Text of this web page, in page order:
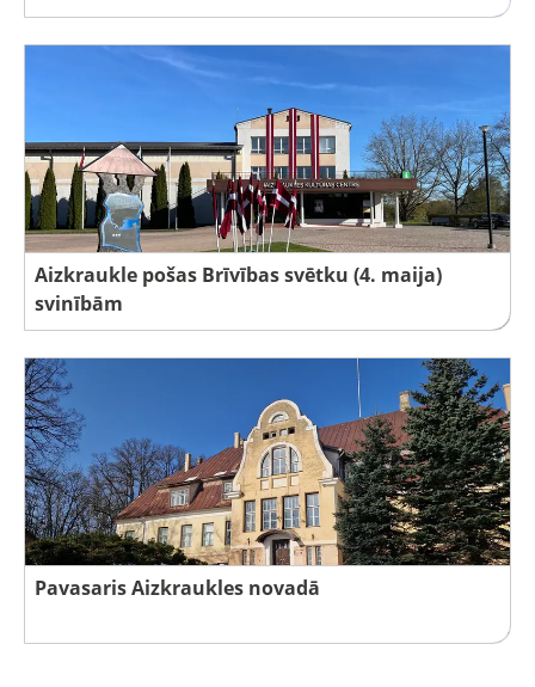
Aizkraukle pošas Brīvības svētku (4. maija)
svinībām
Pavasaris Aizkraukles novadā